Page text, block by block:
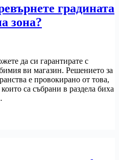
градината
зона?
да си гарантирате с
ви магазин. Решението за
е провокирано от това,
са събрани в раздела биха